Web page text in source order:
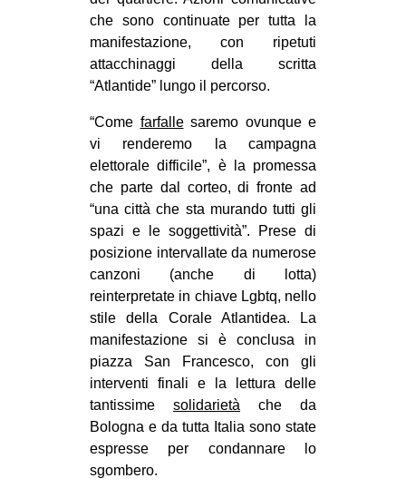
EVENTI
in
tw
bsky
ms
SEARCH
che sono continuate per tutta la
manifestazione, con ripetuti
attacchinaggi della scritta
“Atlantide” lungo il percorso.
“Come farfallesaremo ovunque e
vi renderemo la campagna
elettorale difficile”, è la promessa
che parte dal corteo, di fronte ad
“una città che sta murando tutti gli
spazi e le soggettività”. Prese di
posizione intervallate da numerose
canzoni (anche di lotta)
reinterpretate in chiave Lgbtq, nello
stile della Corale Atlantidea. La
manifestazione si è conclusa in
piazza San Francesco, con gli
interventi finali e la lettura delle
tantissime solidarietà che da
Bologna e da tutta Italia sono state
espresse per condannare lo
sgombero.